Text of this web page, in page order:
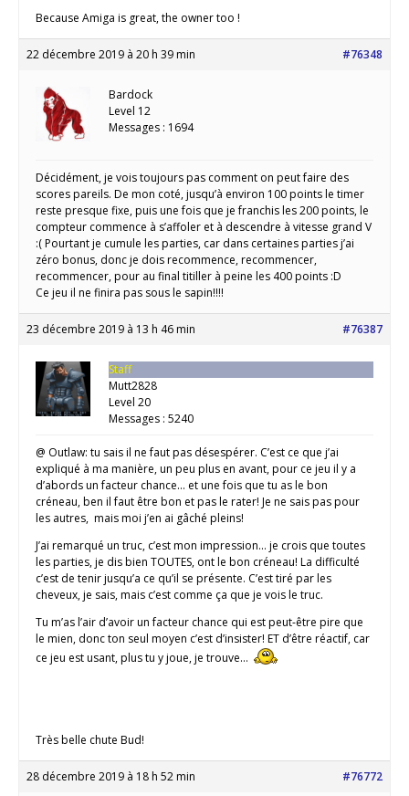
Because Amiga is great, the owner too !
22 décembre 2019 à 20 h 39 min #76348
Bardock
Level 12
Messages : 1694
Décidément, je vois toujours pas comment on peut faire des
scores pareils. De mon coté, jusqu’à environ 100 points le timer
reste presque fixe, puis une fois que je franchis les 200 points, le
compteur commence à s’affoler et à descendre à vitesse grand V
:( Pourtant je cumule les parties, car dans certaines parties j’ai
zéro bonus, donc je dois recommence, recommencer,
recommencer, pour au final titiller à peine les 400 points :D
Ce jeu il ne finira pas sous le sapin!!!!
23 décembre 2019 à 13 h 46 min #76387
Staff
Mutt2828
Level 20
Messages : 5240
@ Outlaw: tu sais il ne faut pas désespérer. C’est ce que j’ai
expliqué à ma manière, un peu plus en avant, pour ce jeu il y a
d’abords un facteur chance… et une fois que tu as le bon
créneau, ben il faut être bon et pas le rater! Je ne sais pas pour
les autres, mais moi j’en ai gâché pleins!
J’ai remarqué un truc, c’est mon impression… je crois que toutes
les parties, je dis bien TOUTES, ont le bon créneau! La difficulté
c’est de tenir jusqu’a ce qu’il se présente. C’est tiré par les
cheveux, je sais, mais c’est comme ça que je vois le truc.
Tu m’as l’air d’avoir un facteur chance qui est peut-être pire que
le mien, donc ton seul moyen c’est d’insister! ET d’être réactif, car
ce jeu est usant, plus tu y joue, je trouve…
Très belle chute Bud!
28 décembre 2019 à 18 h 52 min #76772